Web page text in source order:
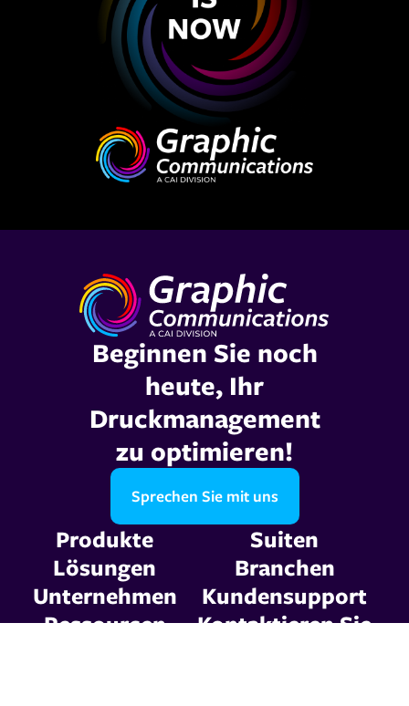
Beginnen Sie noch
heute, Ihr
Druckmanagement
zu optimieren!
Sprechen Sie mit uns
Produkte
Suiten
Lösungen
Branchen
Unternehmen
Kundensupport
Ressourcen
Kontaktieren Sie